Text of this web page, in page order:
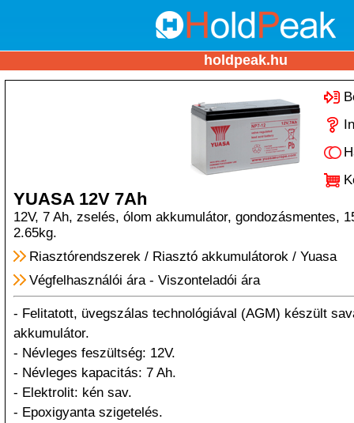
holdpeak.hu
YUASA 12V 7Ah
12V, 7 Ah, zselés, ólom akkumulátor, gondozásmentes,
2.65kg.
Riasztórendszerek/ Riasztó akkumulátorok/ Yuasa
Végfelhasználói ára- Viszonteladói ára
- Felitatott, üvegszálas technológiával (AGM) készült
akkumulátor.
- Névleges feszültség: 12V.
- Névleges kapacitás: 7 Ah.
- Elektrolit: kén sav.
- Epoxigyanta szigetelés.